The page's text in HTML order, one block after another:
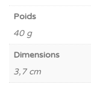
Poids
40 g
Dimensions
3,7 cm